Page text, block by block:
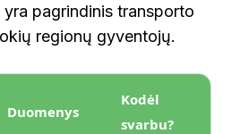
pagrindinis transporto
regionų gyventojų.
Duomenys
Kodėl
svarbu?